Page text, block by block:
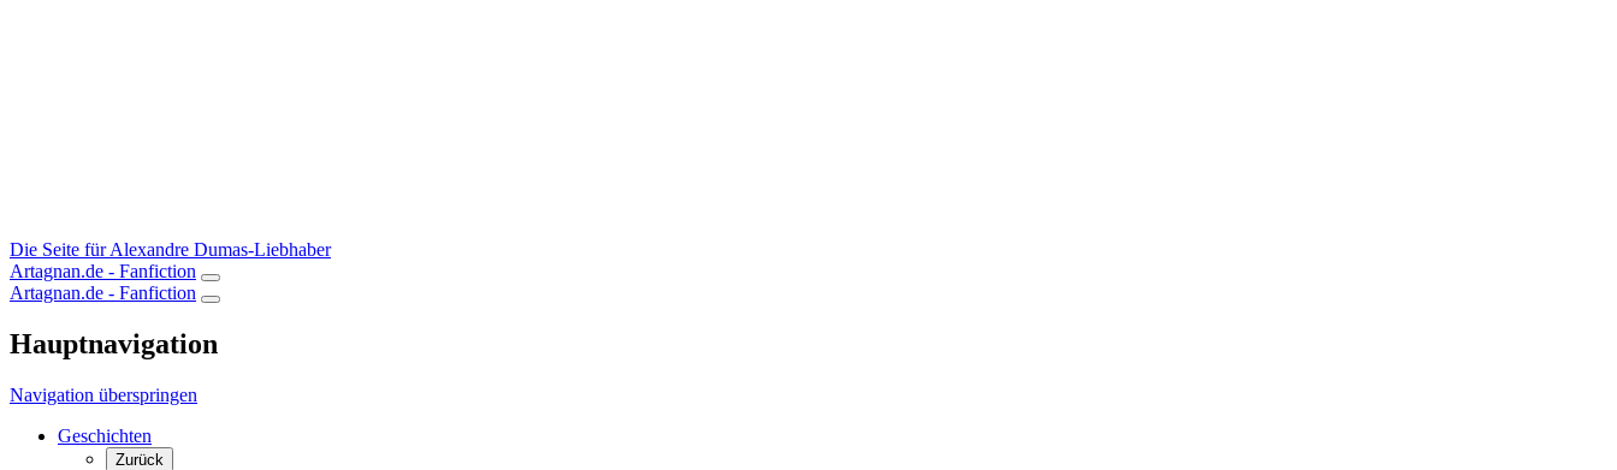
Die Seite für Alexandre Dumas-Liebhaber
Artagnan.de - Fanfiction
Artagnan.de - Fanfiction
Hauptnavigation
Navigation überspringen
Geschichten
Zurück